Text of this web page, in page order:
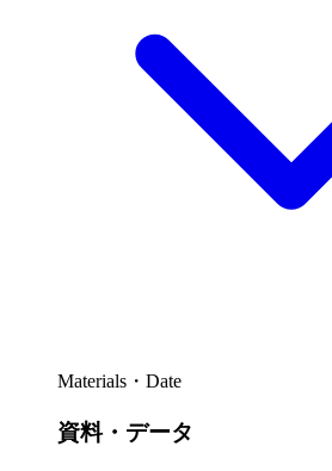
Materials・Date
資料・データ